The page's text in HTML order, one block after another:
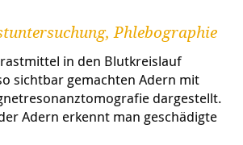
Phlebographie
in den Blutkreislauf
sichtbar gemachten Adern mit
dargestellt.
Adern erkennt man geschädigte